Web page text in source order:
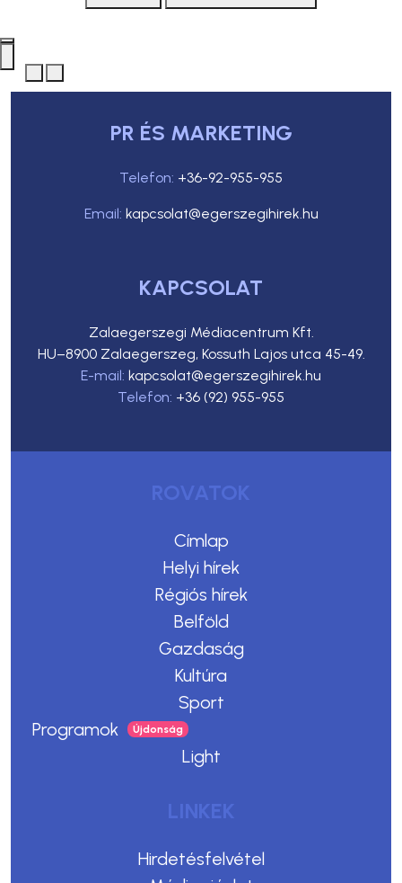
PR ÉS MARKETING
Telefon: +36-92-955-955
Email: kapcsolat@egerszegihirek.hu
KAPCSOLAT
Zalaegerszegi Médiacentrum Kft.
HU–8900 Zalaegerszeg, Kossuth Lajos utca 45-49.
E-mail: kapcsolat@egerszegihirek.hu
Telefon: +36 (92) 955-955
ROVATOK
Címlap
Helyi hírek
Régiós hírek
Belföld
Gazdaság
Kultúra
Sport
Programok
Light
LINKEK
Hirdetésfelvétel